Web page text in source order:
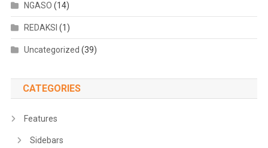
NGASO (14)
REDAKSI (1)
Uncategorized (39)
CATEGORIES
Features
Sidebars